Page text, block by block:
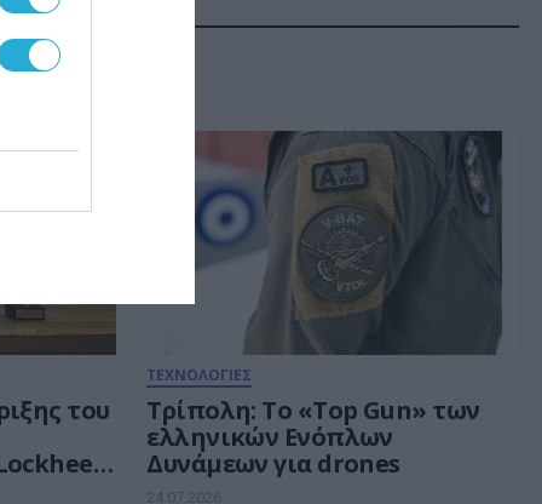
του
ΤΕΧΝΟΛΟΓΙΕΣ
Τρίπολη: Το «Top Gun» των
ελληνικών Ενόπλων
Δυνάμεων για drones
24.07.2026